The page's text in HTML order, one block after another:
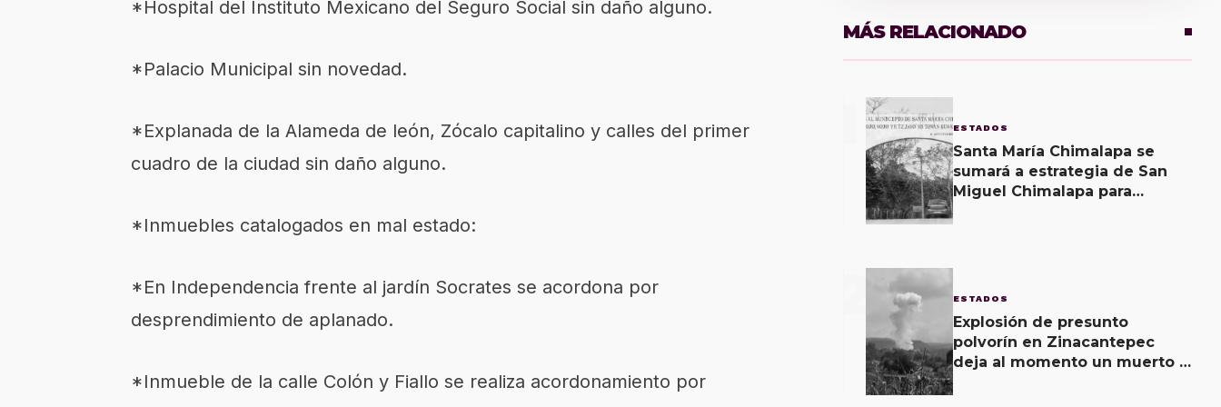
*Hospital del Instituto Mexicano del Seguro Social sin daño alguno.
*Palacio Municipal sin novedad.
*Explanada de la Alameda de león, Zócalo capitalino y calles del primer
cuadro de la ciudad sin daño alguno.
*Inmuebles catalogados en mal estado:
*En Independencia frente al jardín Socrates se acordona por
desprendimiento de aplanado.
*Inmueble de la calle Colón y Fiallo se realiza acordonamiento por
MÁS RELACIONADO
ESTADOS
Santa María Chimalapa se
sumará a estrategia de San
Miguel Chimalapa para
ESTADOS
Explosión de presunto
polvorín en Zinacantepec
deja al momento un muerto y